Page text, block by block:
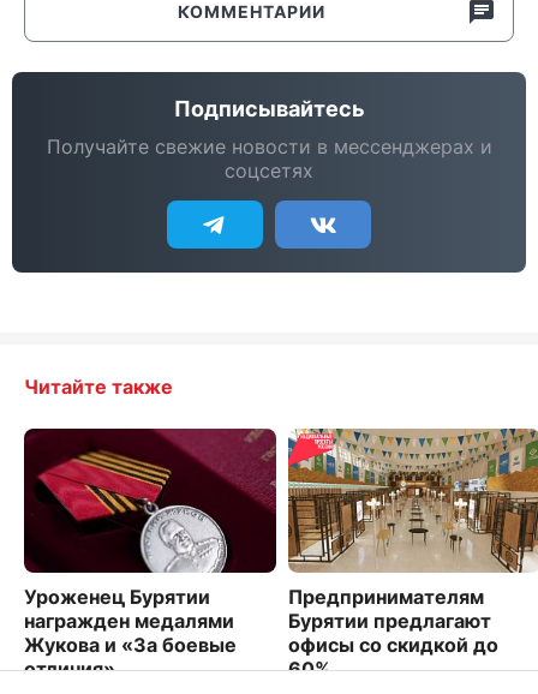
КОММЕНТАРИИ
Подписывайтесь
Получайте свежие новости в мессенджерах и
соцсетях
Читайте также
Уроженец Бурятии
награжден медалями
Жукова и «За боевые
отличия»
Предпринимателям
Бурятии предлагают
офисы со скидкой до
60%